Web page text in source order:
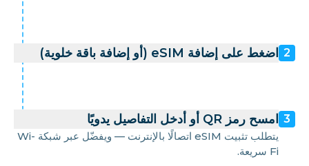
2 اضغط على إضافة eSIM (أو إضافة باقة خلوية)
3 امسح رمز QR أو أدخل التفاصيل يدويًا
يتطلب تثبيت eSIM اتصالًا بالإنترنت — ويفضّل عبر شبكة Wi-
Fi سريعة.